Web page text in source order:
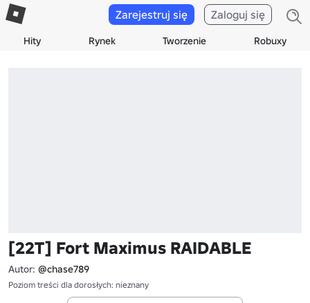
Hity Rynek Tworzenie Robuxy
Zarejestruj się Zaloguj się
[22T] Fort Maximus RAIDABLE
Autor: @chase789
Poziom treści dla dorosłych: nieznany